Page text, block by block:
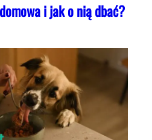
i jak o nią dbać?